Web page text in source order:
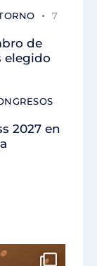
7
de
elegido
2027 en